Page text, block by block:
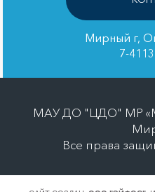
Мирный г,
7-
МАУ ДО "ЦДО" МР
Все права